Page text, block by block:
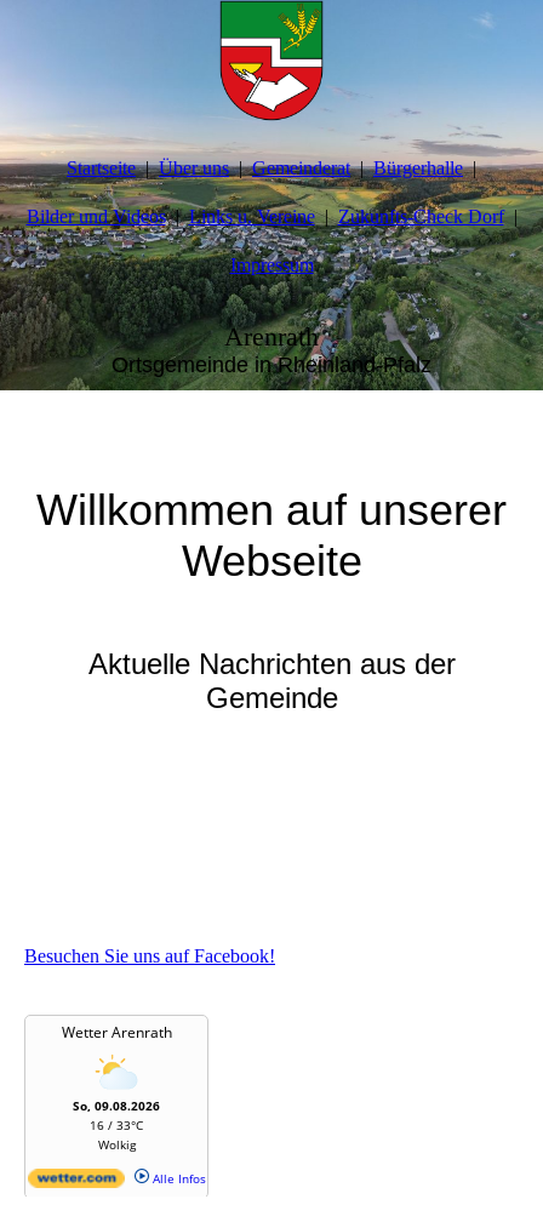
Startseite Über uns Gemeinderat Bürgerhalle
Bilder und Videos Links u. Vereine Zukunfts-Check Dorf
Impressum
Arenrath
Ortsgemeinde in Rheinland-Pfalz
Willkommen auf unserer
Webseite
Aktuelle Nachrichten aus der
Gemeinde
Besuchen Sie uns auf Facebook!